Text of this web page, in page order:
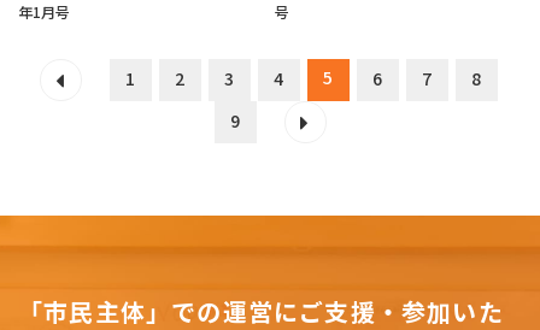
年1月号
号
1 2 3 4 5 6 7
8
9
「市民主体」での運営にご支援・参加いた